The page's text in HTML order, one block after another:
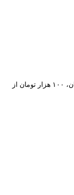
تا پایان فصل پاییز برای خرید های بالای یک میلیون تومان، ۱۰۰ هزار تومان از